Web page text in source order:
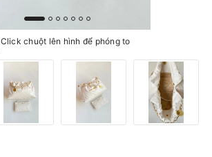
Click chuột lên hình để phóng to